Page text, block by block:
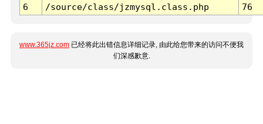
6
/source/class/jzmysql.class.php 76
www.365jz.com 已经将此出错信息详细记录, 由此给您带来的访问不便我
们深感歉意.